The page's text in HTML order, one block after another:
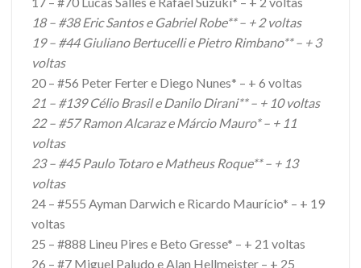
18 – #38 Eric Santos e Gabriel Robe** – + 2 voltas
19 – #44 Giuliano Bertucelli e Pietro Rimbano** – + 3
voltas
20 – #56 Peter Ferter e Diego Nunes* – + 6 voltas
21 – #139 Célio Brasil e Danilo Dirani** – + 10 voltas
22 – #57 Ramon Alcaraz e Márcio Mauro* – + 11
voltas
23 – #45 Paulo Totaro e Matheus Roque** – + 13
voltas
24 – #555 Ayman Darwich e Ricardo Maurício* – + 19
voltas
25 – #888 Lineu Pires e Beto Gresse* – + 21 voltas
26 – #7 Miguel Paludo e Alan Hellmeister – + 25